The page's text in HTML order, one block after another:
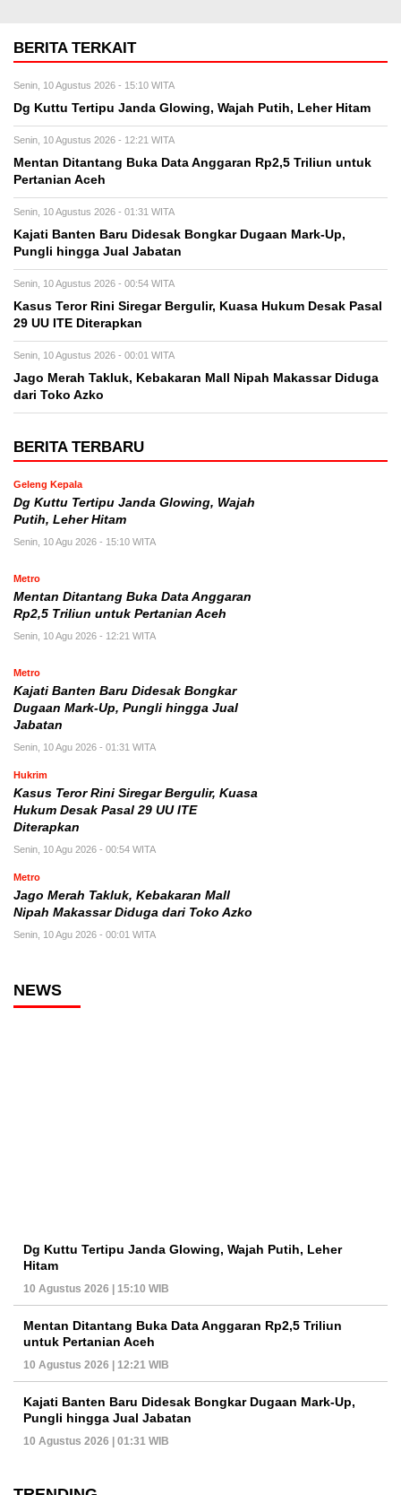
BERITA TERKAIT
Senin, 10 Agustus 2026 - 15:10 WITA
Dg Kuttu Tertipu Janda Glowing, Wajah Putih, Leher Hitam
Senin, 10 Agustus 2026 - 12:21 WITA
Mentan Ditantang Buka Data Anggaran Rp2,5 Triliun untuk
Pertanian Aceh
Senin, 10 Agustus 2026 - 01:31 WITA
Kajati Banten Baru Didesak Bongkar Dugaan Mark-Up,
Pungli hingga Jual Jabatan
Senin, 10 Agustus 2026 - 00:54 WITA
Kasus Teror Rini Siregar Bergulir, Kuasa Hukum Desak Pasal
29 UU ITE Diterapkan
Senin, 10 Agustus 2026 - 00:01 WITA
Jago Merah Takluk, Kebakaran Mall Nipah Makassar Diduga
dari Toko Azko
BERITA TERBARU
Geleng Kepala
Dg Kuttu Tertipu Janda Glowing, Wajah
Putih, Leher Hitam
Senin, 10 Agu 2026 - 15:10 WITA
Metro
Mentan Ditantang Buka Data Anggaran
Rp2,5 Triliun untuk Pertanian Aceh
Senin, 10 Agu 2026 - 12:21 WITA
Metro
Kajati Banten Baru Didesak Bongkar
Dugaan Mark-Up, Pungli hingga Jual
Jabatan
Senin, 10 Agu 2026 - 01:31 WITA
Hukrim
Kasus Teror Rini Siregar Bergulir, Kuasa
Hukum Desak Pasal 29 UU ITE
Diterapkan
Senin, 10 Agu 2026 - 00:54 WITA
Metro
Jago Merah Takluk, Kebakaran Mall
Nipah Makassar Diduga dari Toko Azko
Senin, 10 Agu 2026 - 00:01 WITA
NEWS
Dg Kuttu Tertipu Janda Glowing, Wajah Putih, Leher
Hitam
10 Agustus 2026 | 15:10 WIB
Mentan Ditantang Buka Data Anggaran Rp2,5 Triliun
untuk Pertanian Aceh
10 Agustus 2026 | 12:21 WIB
Kajati Banten Baru Didesak Bongkar Dugaan Mark-Up,
Pungli hingga Jual Jabatan
10 Agustus 2026 | 01:31 WIB